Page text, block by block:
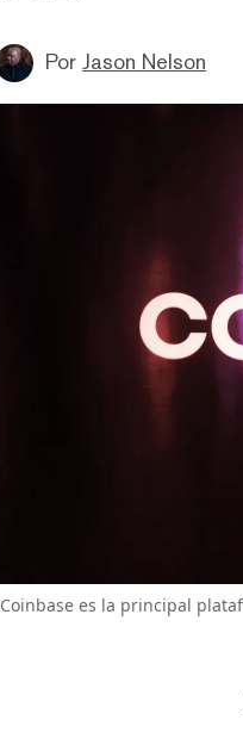
Por Jason Nelson
Coinbase es la principal